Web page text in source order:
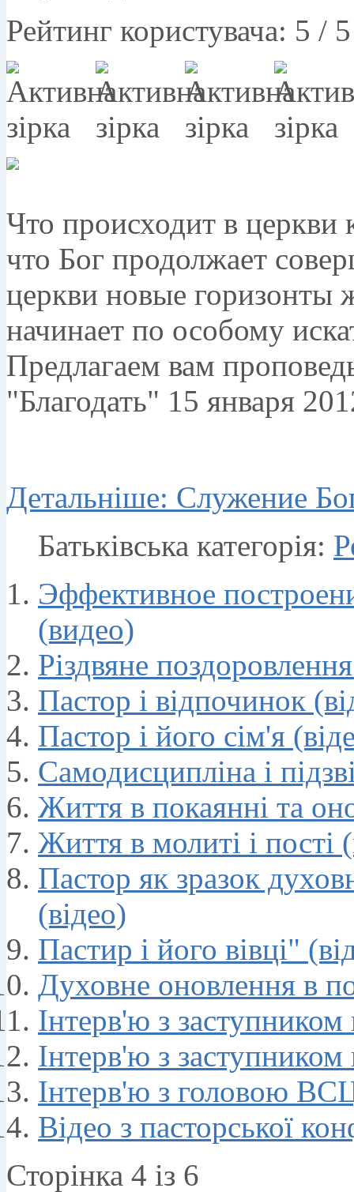
Рейтинг користувача: 5 / 5
Что происходит в церкви
что Бог продолжает
церкви новые горизонты
начинает по особому
Предлагаем вам
"Благодать" 15 января
Детальніше: Служение
Батьківська категорія:
Эффективное
(видео)
Різдвяне
Пастор і відпочинок
Пастор і його сім'я
Самодисципліна і
Життя в покаянні та
Життя в молиті і пості
Пастор як зразок
(відео)
Пастир і його вівці"
Духовне оновлення в
Iнтерв'ю з
Iнтерв'ю з
Iнтерв'ю з головою
Відео з пасторської
Сторінка 4 із 6